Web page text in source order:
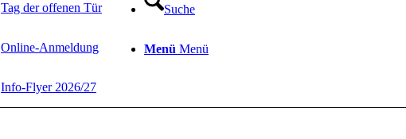
Tag der offenen Tür
Online-Anmeldung
Info-Flyer 2026/27
Suche
Menü Menü